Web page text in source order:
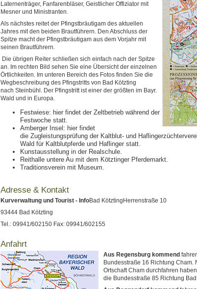
Laternenträger, Fanfarenbläser, Geistlicher Offiziator mit
Mesner und Ministranten.
Als nächstes reitet der Pfingstbräutigam des aktuellen
Jahres mit den beiden Brautführern. Den Abschluss der
Spitze macht der Pfingstbräutigam aus dem Vorjahr mit
seinen Brautführern.
Die übrigen Reiter schließen sich einfach nach der Spitze
an. Im rechten Bild sehen Sie eine Übersicht der einzelnen
Örtlichkeiten. Im unteren Bereich des Fotos finden Sie die
Wegbeschreibung des Pfingstritts von Bad Kötzting
nach Steinbühl. Der Pfingstritt ist einer der größten im Bayr.
Wald und in Europa.
Festwiese: hier findet der Zeltbetrieb während der
Festwoche statt.
Amberger Insel: hier findet
die Zugleistungsprüfung der Kaltblut- und
Wald für Kaltblutpferde und Haflinger statt.
Kunstausstellung in der Realschule.
Reithalle untere Au mit dem Kötztinger Pferdemarkt.
Traditionsverein mit Museum.
Adresse & Kontakt
Kurverwaltung und Tourist - InfoBad KötztingHerrenstraße 10
93444 Bad Kötzting
Tel.: 09941/602150 Fax: 09941/602155
Anfahrt
Aus Regensburg kommend
Bundesstraße 16 Richtung Cham.
Ortschaft Cham durchfahren
die Bundesstraße 85 Richtung